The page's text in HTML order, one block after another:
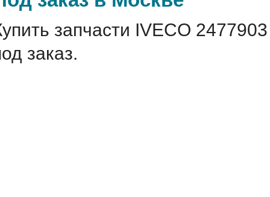
запчасти IVECO
заказ.